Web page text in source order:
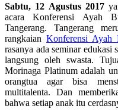
Sabtu, 12 Agustus 2017
acara Konferensi Ayah
Tangerang. Tangerang
rangkaian Konferensi Ayah
rasanya ada seminar
langsung oleh swasta.
Morinaga Platinum adalah
orangtua agar bisa
multitalenta. Dan
bahwa setiap anak itu